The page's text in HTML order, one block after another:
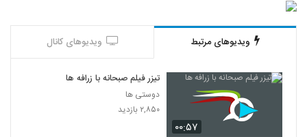
ویدیوهای مرتبط ویدیوهای کانال
۰۰:۵۷
تیزر فیلم صبحانه با زرافه ها
دوستی ها
۲,۸۵۰ بازدید